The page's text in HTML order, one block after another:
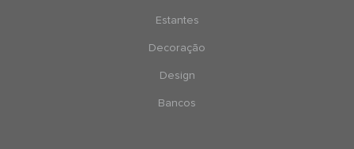
Estantes
Decoração
Design
Bancos